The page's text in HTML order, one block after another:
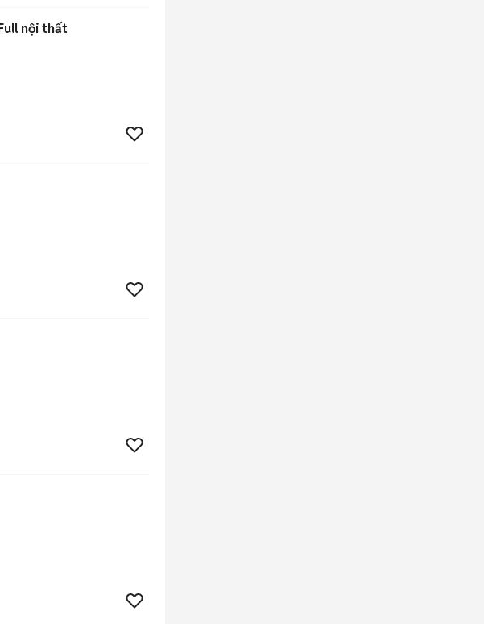
nội thất